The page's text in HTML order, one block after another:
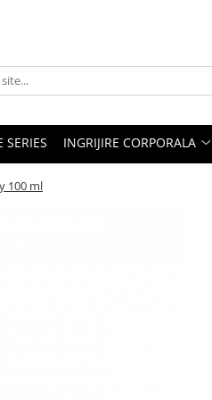
SERIES INGRIJIRE CORPORALA
100 ml